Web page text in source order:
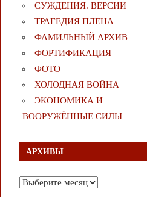
СУЖДЕНИЯ. ВЕРСИИ
ТРАГЕДИЯ ПЛЕНА
ФАМИЛЬНЫЙ АРХИВ
ФОРТИФИКАЦИЯ
ФОТО
ХОЛОДНАЯ ВОЙНА
ЭКОНОМИКА И
ВООРУЖЁННЫЕ СИЛЫ
АРХИВЫ
Архивы